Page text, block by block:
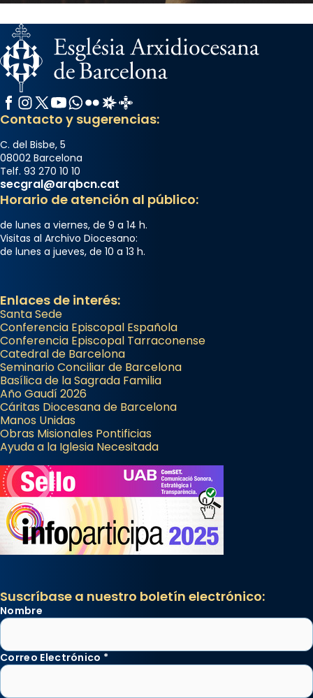
Facebook
Instagram
X / Twitter
YouTube
WhatsApp
FlickrRadio Estel
Catalunya Cristiana
Contacto y sugerencias:
C. del Bisbe, 5
08002 Barcelona
Telf. 93 270 10 10
secgral@arqbcn.cat
Horario de atención al público:
de lunes a viernes, de 9 a 14 h.
Visitas al Archivo Diocesano:
de lunes a jueves, de 10 a 13 h.
Enlaces de interés:
Santa Sede
Conferencia Episcopal Española
Conferencia Episcopal Tarraconense
Catedral de Barcelona
Seminario Conciliar de Barcelona
Basílica de la Sagrada Familia
Año Gaudí 2026
Cáritas Diocesana de Barcelona
Manos Unidas
Obras Misionales Pontificias
Ayuda a la Iglesia Necesitada
Suscríbase a nuestro boletín electrónico:
Nombre
Correo Electrónico *